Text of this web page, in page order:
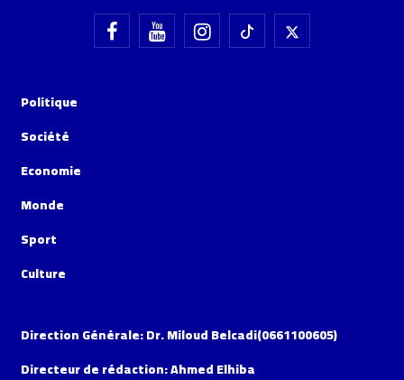
Politique
Société
Economie
Monde
Sport
Culture
Direction Générale: Dr. Miloud Belcadi(0661100605)
Directeur de rédaction: Ahmed Elhiba